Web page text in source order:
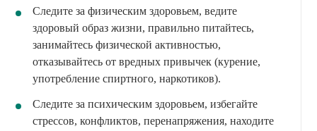
Следите за физическим здоровьем, ведите
здоровый образ жизни, правильно питайтесь,
занимайтесь физической активностью,
отказывайтесь от вредных привычек (курение,
употребление спиртного, наркотиков).
Следите за психическим здоровьем, избегайте
стрессов, конфликтов, перенапряжения, находите